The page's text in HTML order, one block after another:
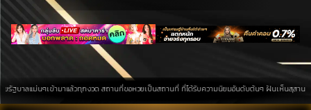
นๆเข้ามาแล้วทุกงวด สถานที่ขอหวยเป็นสถานที่ ที่ได้รับความนิยมอันดับต้นๆ ฝันเห็นสุสาน การค้